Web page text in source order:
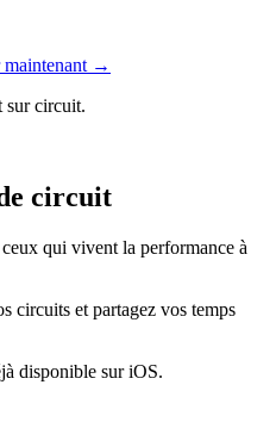
→
sur circuit.
circuit
qui vivent la performance à
circuits et partagez vos temps
disponible sur iOS.